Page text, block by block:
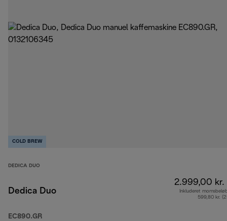
COLD BREW
DEDICA DUO
Dedica Duo
EC890.GR
2.999,00 kr.
Inkluderet
599,80 kr.